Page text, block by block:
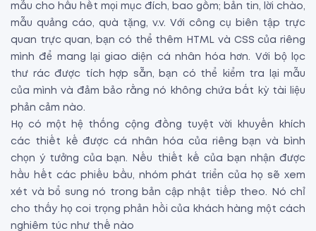
mẫu cho hầu hết mọi mục đích, bao gồm; bản tin, lời chào,
mẫu quảng cáo, quà tặng, v.v. Với công cụ biên tập trực
quan trực quan, bạn có thể thêm HTML và CSS của riêng
mình để mang lại giao diện cá nhân hóa hơn. Với bộ lọc
thư rác được tích hợp sẵn, bạn có thể kiểm tra lại mẫu
của mình và đảm bảo rằng nó không chứa bất kỳ tài liệu
phản cảm nào.
Họ có một hệ thống cộng đồng tuyệt vời khuyến khích
các thiết kế được cá nhân hóa của riêng bạn và bình
chọn ý tưởng của bạn. Nếu thiết kế của bạn nhận được
hầu hết các phiếu bầu, nhóm phát triển của họ sẽ xem
xét và bổ sung nó trong bản cập nhật tiếp theo. Nó chỉ
cho thấy họ coi trọng phản hồi của khách hàng một cách
nghiêm túc như thế nào